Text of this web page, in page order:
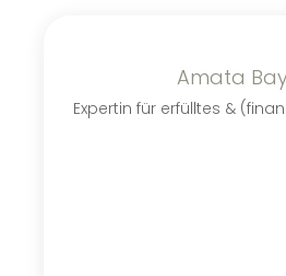
Amata
Expertin für erfülltes &